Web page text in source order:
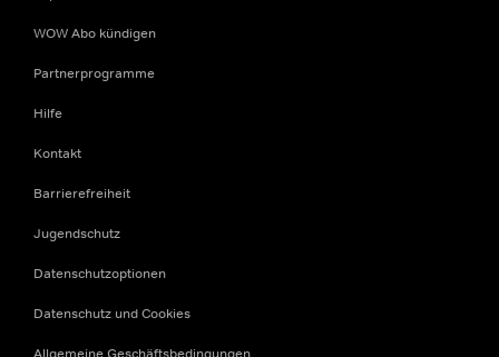
WOW Abo kündigen
Partnerprogramme
Hilfe
Kontakt
Barrierefreiheit
Jugendschutz
Datenschutzoptionen
Datenschutz und Cookies